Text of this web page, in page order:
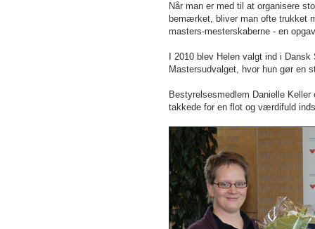
Når man er med til at organisere
bemærket, bliver man ofte trukket
masters-mesterskaberne - en
I 2010 blev Helen valgt ind i
Mastersudvalget, hvor hun gør en
Bestyrelsesmedlem Danielle
takkede for en flot og værdifuld